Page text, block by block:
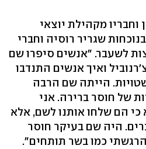
וחבריו מקהילת יוצאי
שגריר רוסיה וחברי
לשעבר. "אנשים סיפרו שם
ואיך אנשים התנדבו
הייתה שם הרבה
של חוסר ברירה. אני
הם שלחו אותנו לשם, אלא
היה שם בעיקר חוסר
כמו בשר תותחים".